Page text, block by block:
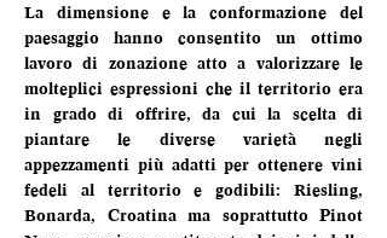
La dimensione e la conformazione del
paesaggio hanno consentito un ottimo
lavoro di zonazione atto a valorizzare le
molteplici espressioni che il territorio era
in grado di offrire, da cui la scelta di
piantare le diverse varietà negli
appezzamenti più adatti per ottenere vini
fedeli al territorio e godibili: Riesling,
Bonarda, Croatina ma soprattutto Pinot